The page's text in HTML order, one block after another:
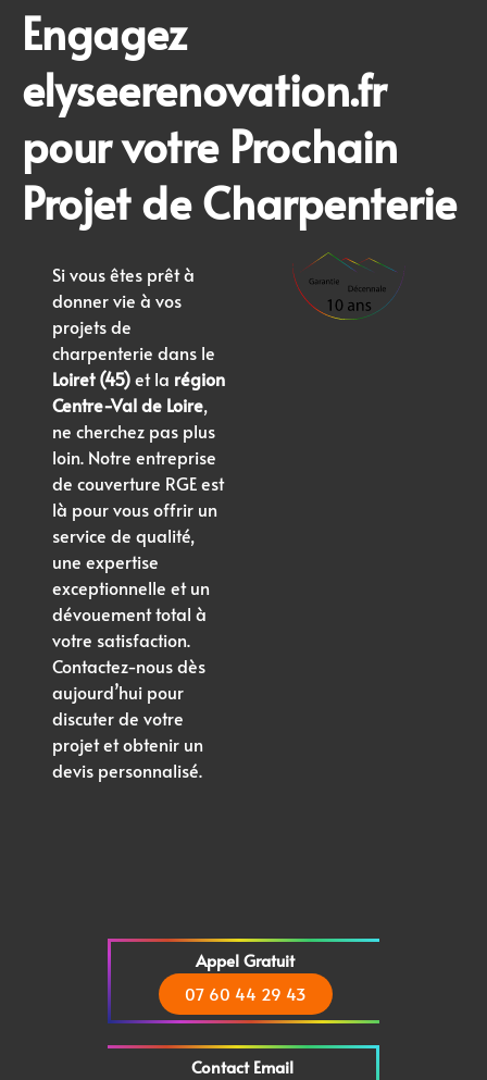
Engagez
elyseerenovation.fr
pour votre Prochain
Projet de Charpenterie
Si vous êtes prêt à
donner vie à vos
projets de
charpenterie dans le
Loiret (45)et la région
Centre-Val de Loire,
ne cherchez pas plus
loin. Notre entreprise
de couverture RGE est
là pour vous offrir un
service de qualité,
une expertise
exceptionnelle et un
dévouement total à
votre satisfaction.
Contactez-nous dès
aujourd’hui pour
discuter de votre
projet et obtenir un
devis personnalisé.
Appel Gratuit
07 60 44 29 43
Contact Email